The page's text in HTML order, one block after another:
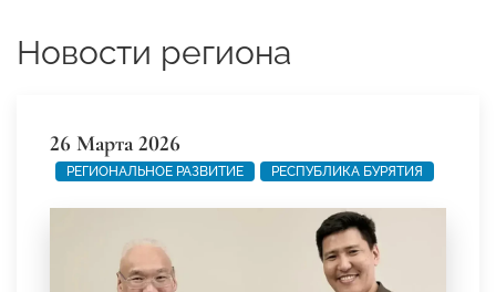
Новости региона
26 Марта 2026
РЕГИОНАЛЬНОЕ РАЗВИТИЕ РЕСПУБЛИКА БУРЯТИЯ